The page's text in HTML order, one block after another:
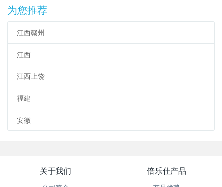
为您推荐
江西赣州
江西
江西上饶
福建
安徽
关于我们 倍乐仕产品